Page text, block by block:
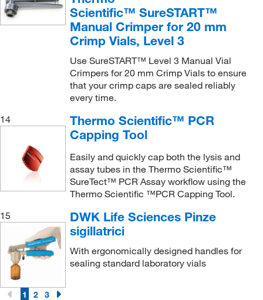
Scientific™ SureSTART™
Manual Crimper for 20 mm
Crimp Vials, Level 3
Use SureSTART™ Level 3 Manual Vial
Crimpers for 20 mm Crimp Vials to ensure
that your crimp caps are sealed reliably
every time.
14
Thermo Scientific™ PCR
Capping Tool
Easily and quickly cap both the lysis and
assay tubes in the Thermo Scientific™
SureTect™ PCR Assay workflow using the
Thermo Scientific ™PCR Capping Tool.
15
DWK Life Sciences Pinze
sigillatrici
With ergonomically designed handles for
sealing standard laboratory vials
1 2 3